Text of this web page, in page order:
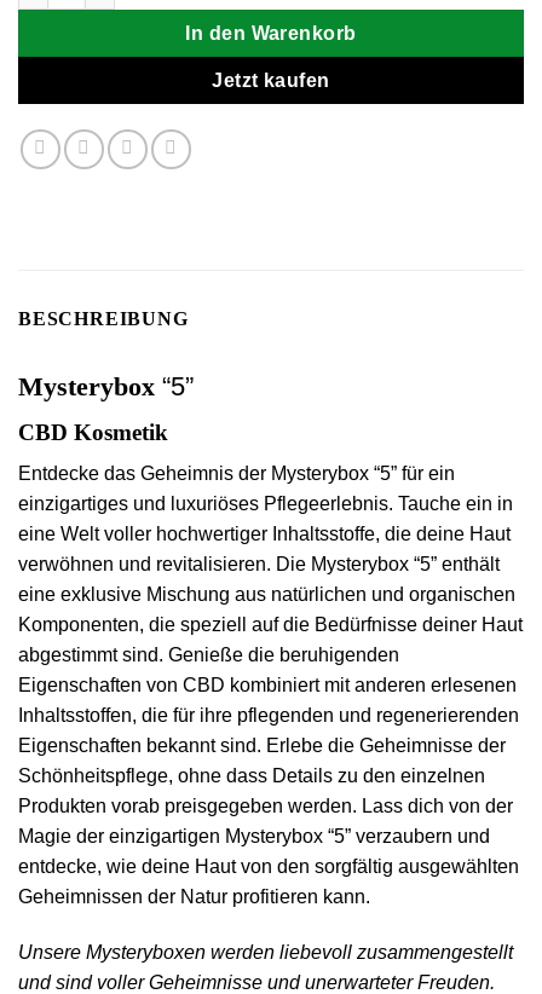
In den Warenkorb
Jetzt kaufen
BESCHREIBUNG
Mysterybox “5”
CBD Kosmetik
Entdecke das Geheimnis der Mysterybox “5” für ein
einzigartiges und luxuriöses Pflegeerlebnis. Tauche ein in
eine Welt voller hochwertiger Inhaltsstoffe, die deine Haut
verwöhnen und revitalisieren. Die Mysterybox “5” enthält
eine exklusive Mischung aus natürlichen und organischen
Komponenten, die speziell auf die Bedürfnisse deiner Haut
abgestimmt sind. Genieße die beruhigenden
Eigenschaften von CBD kombiniert mit anderen erlesenen
Inhaltsstoffen, die für ihre pflegenden und regenerierenden
Eigenschaften bekannt sind. Erlebe die Geheimnisse der
Schönheitspflege, ohne dass Details zu den einzelnen
Produkten vorab preisgegeben werden. Lass dich von der
Magie der einzigartigen Mysterybox “5” verzaubern und
entdecke, wie deine Haut von den sorgfältig ausgewählten
Geheimnissen der Natur profitieren kann.
Unsere Mysteryboxen werden liebevoll zusammengestellt
und sind voller Geheimnisse und unerwarteter Freuden.